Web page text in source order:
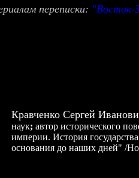
переписки: "Восток-
Кравченко Сергей
наук; автор исторического
империи. История
основания до наших дней" /